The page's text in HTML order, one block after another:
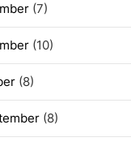
(7)
(10)
(8)
(8)